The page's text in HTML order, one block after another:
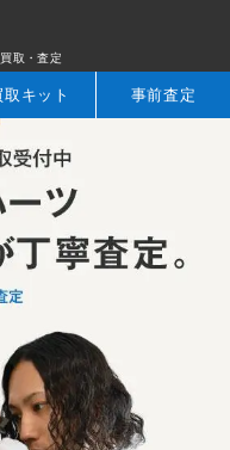
取・査定
取キット 事前査定